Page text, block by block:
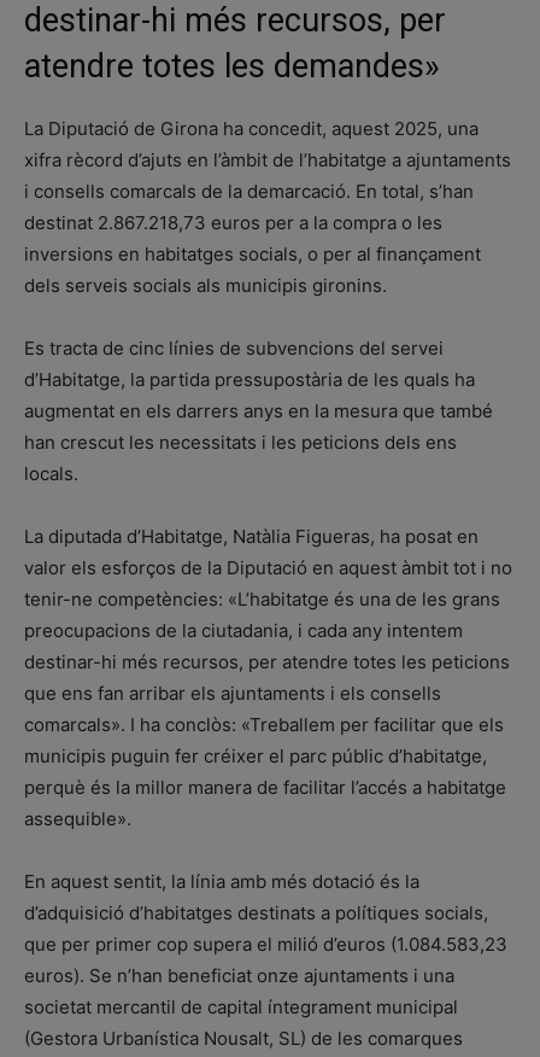
destinar-hi més recursos, per
atendre totes les demandes»
La Diputació de Girona ha concedit, aquest 2025, una
xifra rècord d’ajuts en l’àmbit de l’habitatge a ajuntaments
i consells comarcals de la demarcació. En total, s’han
destinat 2.867.218,73 euros per a la compra o les
inversions en habitatges socials, o per al finançament
dels serveis socials als municipis gironins.
Es tracta de cinc línies de subvencions del servei
d’Habitatge, la partida pressupostària de les quals ha
augmentat en els darrers anys en la mesura que també
han crescut les necessitats i les peticions dels ens
locals.
La diputada d’Habitatge, Natàlia Figueras, ha posat en
valor els esforços de la Diputació en aquest àmbit tot i no
tenir-ne competències: «L’habitatge és una de les grans
preocupacions de la ciutadania, i cada any intentem
destinar-hi més recursos, per atendre totes les peticions
que ens fan arribar els ajuntaments i els consells
comarcals». I ha conclòs: «Treballem per facilitar que els
municipis puguin fer créixer el parc públic d’habitatge,
perquè és la millor manera de facilitar l’accés a habitatge
assequible».
En aquest sentit, la línia amb més dotació és la
d’adquisició d’habitatges destinats a polítiques socials,
que per primer cop supera el milió d’euros (1.084.583,23
euros). Se n’han beneficiat onze ajuntaments i una
societat mercantil de capital íntegrament municipal
(Gestora Urbanística Nousalt, SL) de les comarques